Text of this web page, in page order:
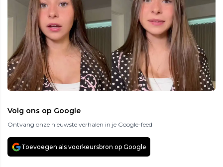
Volg ons op Google
Ontvang onze nieuwste verhalen in je Google-feed
Toevoegen als voorkeursbron op Google